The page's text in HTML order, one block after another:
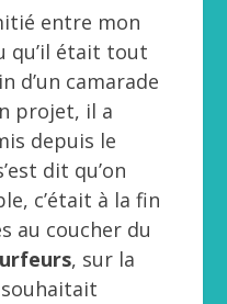
entre mon
qu’il était tout
d’un camarade
projet, il a
depuis le
dit qu’on
c’était à la fin
au coucher du
, sur la